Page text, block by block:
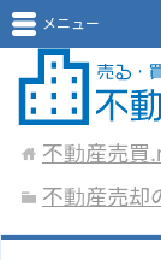
メニュー
不動産売買
不動産売却